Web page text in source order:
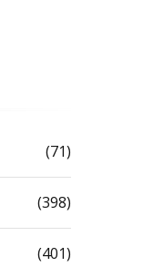
(71)
(398)
(401)